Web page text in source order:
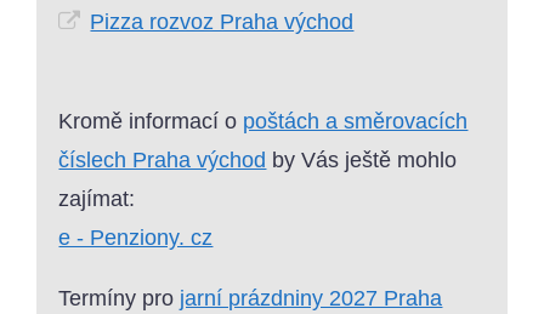
Pizza rozvoz Praha východ
Kromě informací o poštách a směrovacích
číslech Praha východ by Vás ještě mohlo
zajímat:
e - Penziony. cz
Termíny pro jarní prázdniny 2027 Praha